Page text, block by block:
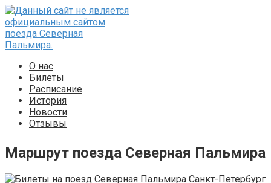
Перейти
к
контенту
О нас
Билеты
Расписание
История
Новости
Отзывы
Маршрут поезда Северная Пальмира